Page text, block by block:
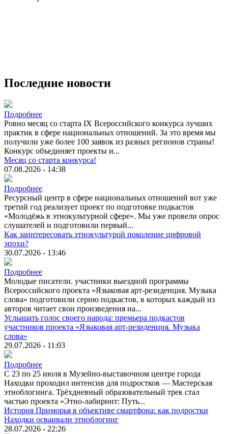
Последние новости
Подробнее
Ровно месяц со старта IX Всероссийского конкурса лучших
практик в сфере национальных отношений. За это время мы
получили уже более 100 заявок из разных регионов страны!
Конкурс объединяет проекты и...
Месяц со старта конкурса!
07.08.2026 - 14:38
Подробнее
Ресурсный центр в сфере национальных отношений вот уже
третий год реализует проект по подготовке подкастов
«Молодёжь в этнокультурной сфере». Мы уже провели опрос
слушателей и подготовили первый...
Как заинтересовать этнокультурой поколение цифровой
эпохи?
30.07.2026 - 13:46
Подробнее
Молодые писатели. участники выездной программы
Всероссийского проекта «Языковая арт-резиденция. Музыка
слова» подготовили серию подкастов, в которых каждый из
авторов читает свои произведения на...
Услышать голос своего народа: премьера подкастов
участников проекта «Языковая арт-резиденция. Музыка
слова»
29.07.2026 - 11:03
Подробнее
С 23 по 25 июля в Музейно-выставочном центре города
Находки проходил интенсив для подростков — Мастерская
этноблогинга. Трёхдневный образовательный трек стал
частью проекта «Этно-лабиринт: Путь...
История Приморья в объективе смартфона: как подростки
Находки осваивали этноблогинг
28.07.2026 - 22:26